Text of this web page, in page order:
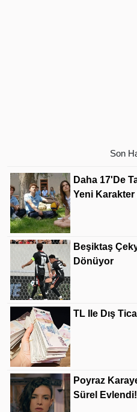
Son
Daha 17'de
Yeni Karakter
Beşiktaş
Dönüyor
TL Ile Dış
Poyraz
Sürel Evlendi!